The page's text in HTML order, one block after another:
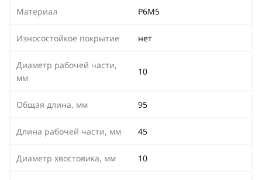
Материал Р6М5
Износостойкое покрытие нет
Диаметр рабочей части,
мм
10
Общая длина, мм 95
Длина рабочей части, мм 45
Диаметр хвостовика, мм 10